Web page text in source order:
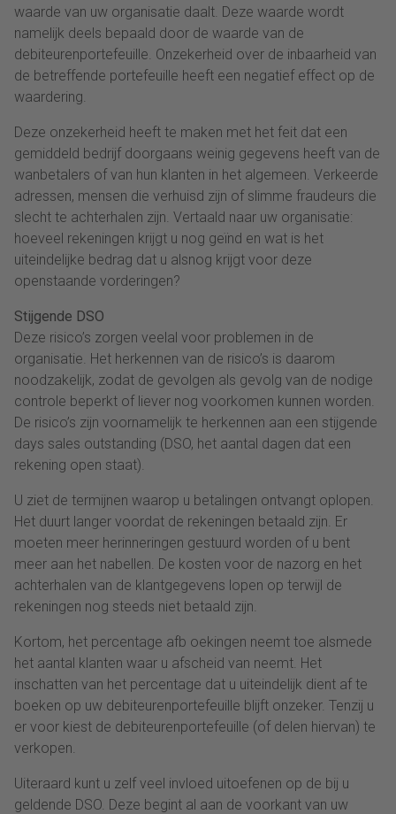
waarde van uw organisatie daalt. Deze waarde wordt
namelijk deels bepaald door de waarde van de
debiteurenportefeuille. Onzekerheid over de inbaarheid van
de betreffende portefeuille heeft een negatief effect op de
waardering.
Deze onzekerheid heeft te maken met het feit dat een
gemiddeld bedrijf doorgaans weinig gegevens heeft van de
wanbetalers of van hun klanten in het algemeen. Verkeerde
adressen, mensen die verhuisd zijn of slimme fraudeurs die
slecht te achterhalen zijn. Vertaald naar uw organisatie:
hoeveel rekeningen krijgt u nog geïnd en wat is het
uiteindelijke bedrag dat u alsnog krijgt voor deze
openstaande vorderingen?
Stijgende DSO
Deze risico’s zorgen veelal voor problemen in de
organisatie. Het herkennen van de risico’s is daarom
noodzakelijk, zodat de gevolgen als gevolg van de nodige
controle beperkt of liever nog voorkomen kunnen worden.
De risico’s zijn voornamelijk te herkennen aan een stijgende
days sales outstanding (DSO, het aantal dagen dat een
rekening open staat).
U ziet de termijnen waarop u betalingen ontvangt oplopen.
Het duurt langer voordat de rekeningen betaald zijn. Er
moeten meer herinneringen gestuurd worden of u bent
meer aan het nabellen. De kosten voor de nazorg en het
achterhalen van de klantgegevens lopen op terwijl de
rekeningen nog steeds niet betaald zijn.
Kortom, het percentage afb oekingen neemt toe alsmede
het aantal klanten waar u afscheid van neemt. Het
inschatten van het percentage dat u uiteindelijk dient af te
boeken op uw debiteurenportefeuille blijft onzeker. Tenzij u
er voor kiest de debiteurenportefeuille (of delen hiervan) te
verkopen.
Uiteraard kunt u zelf veel invloed uitoefenen op de bij u
geldende DSO. Deze begint al aan de voorkant van uw